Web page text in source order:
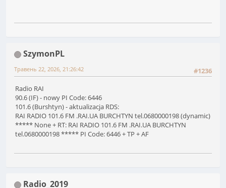
SzymonPL
#1236
Травень 22, 2026, 21:26:42
Radio RAI
90.6 (IF) - nowy PI Code: 6446
101.6 (Burshtyn) - aktualizacja RDS:
RAI RADIO 101.6 FM .RAI.UA BURCHTYN tel.0680000198 (dynamic)
***** None + RT: RAI RADIO 101.6 FM .RAI.UA BURCHTYN
tel.0680000198 ***** PI Code: 6446 + TP + AF
Radio_2019